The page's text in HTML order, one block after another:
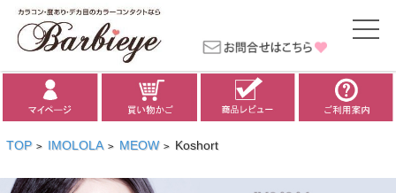
TOP > IMOLOLA > MEOW > Koshort